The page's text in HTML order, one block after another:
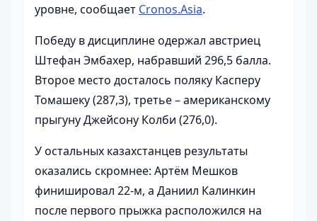
уровне, сообщает Cronos.Asia.
Победу в дисциплине одержал австриец
Штефан Эмбахер, набравший 296,5 балла.
Второе место досталось поляку Касперу
Томашеку (287,3), третье – американскому
прыгуну Джейсону Колби (276,0).
У остальных казахстанцев результаты
оказались скромнее: Артём Мешков
финишировал 22‑м, а Даниил Калинкин
после первого прыжка расположился на